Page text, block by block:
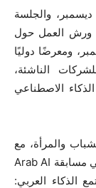
وشملت الفعاليات القمّة الرئيسية يومي 2 و3 ديسمبر، والجلسة
ورش العمل حول
والذكاء الاصطناعي يوم 1 ديسمبر، ومعرضًا دوليًا
الناشئة،
الاصطناعي
والمرأة، مع
مسابقة Arab AI
الذكاء العربي: